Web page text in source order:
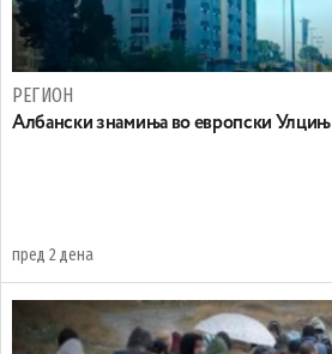
РЕГИОН
Aлбански знамиња во европски Улцињ
пред 2 дена